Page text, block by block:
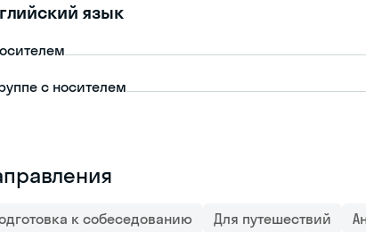
язык
с носителем
к собеседованию Для путешествий